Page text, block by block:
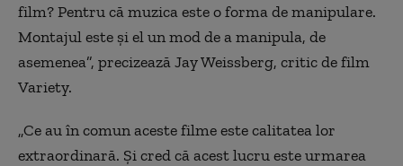
film? Pentru că muzica este o forma de manipulare.
Montajul este și el un mod de a manipula, de
asemenea”, precizează Jay Weissberg, critic de film
Variety.
„Ce au în comun aceste filme este calitatea lor
extraordinară. Și cred că acest lucru este urmarea